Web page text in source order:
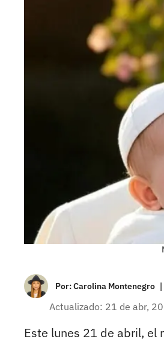
Por:Carolina Montenegro |
Actualizado: 21 de abr,
Este lunes 21 de abril, el